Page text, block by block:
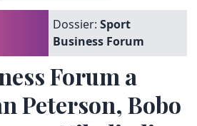
Dossier:Sport
Business Forum
Forum a
Peterson, Bobo